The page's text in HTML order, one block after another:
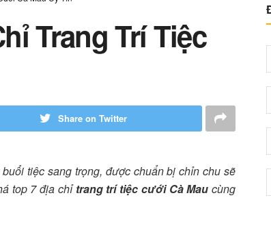
Trang Trí Tiệc
Share on Twitter
tiệc sang trọng, được chuẩn bị chỉn chu sẽ
top 7 địa chỉtrang trí tiệc cưới Cà Mau cùng